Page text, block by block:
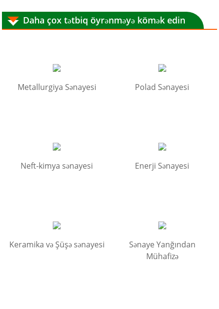
Daha çox tətbiq öyrənməyə kömək edin
Metallurgiya Sənayesi Polad Sənayesi
Neft-kimya sənayesi Enerji Sənayesi
Keramika və Şüşə sənayesi
Sənaye Yanğından
Mühafizə